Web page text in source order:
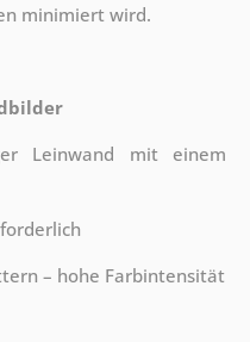
minimiert wird.
Leinwand mit einem
– hohe Farbintensität